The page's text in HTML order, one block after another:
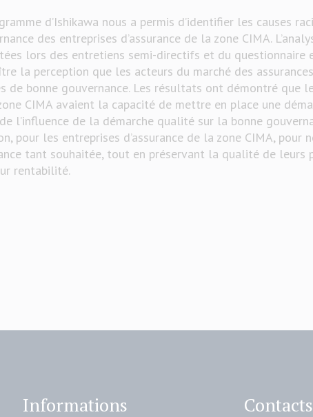
d’Ishikawa nous a permis d’identifier les causes
des entreprises d’assurance de la zone CIMA.
lors des entretiens semi-directifs et du questionnaire
la perception que les acteurs du marché des
de bonne gouvernance. Les résultats ont démontré que
CIMA avaient la capacité de mettre en place une
l’influence de la démarche qualité sur la bonne
pour les entreprises d’assurance de la zone CIMA, pour
tant souhaitée, tout en préservant la qualité de leurs
rentabilité.
Informations Contacts